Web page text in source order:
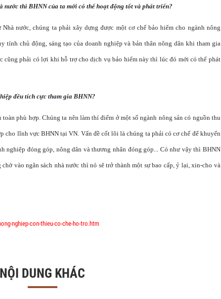
nước thì BHNN của ta mới có thể hoạt động tốt và phát triển?
nước, chúng ta phải xây dựng được một cơ chế bảo hiểm cho ngành nông
tính chủ động, sáng tạo của doanh nghiệp và bản thân nông dân khi tham gia
cũng phải có lợi khi hỗ trợ cho dịch vụ bảo hiểm này thì lúc đó mới có thể phát
đều tích cực tham gia BHNN?
phù hợp. Chúng ta nên làm thí điểm ở một số ngành nông sản có nguồn thu
cho lĩnh vực BHNN tại VN. Vấn đề cốt lõi là chúng ta phải có cơ chế để khuyến
nghiệp đóng góp, nông dân và thương nhân đóng góp... Có như vậy thì BHNN
vào ngân sách nhà nước thì nó sẽ trở thành một sự bao cấp, ỷ lại, xin-cho và
nghiep-con-thieu-co-che-ho-tro.htm
NỘI DUNG KHÁC